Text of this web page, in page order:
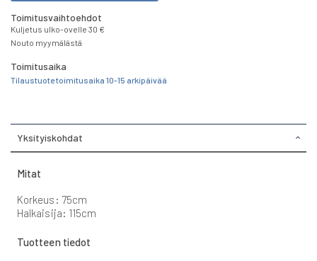
Toimitusvaihtoehdot
Kuljetus ulko-ovelle 30 €
Nouto myymälästä
Toimitusaika
Tilaustuote toimitusaika 10-15 arkipäivää
Yksityiskohdat
Mitat
Korkeus: 75cm
Halkaisija: 115cm
Tuotteen tiedot